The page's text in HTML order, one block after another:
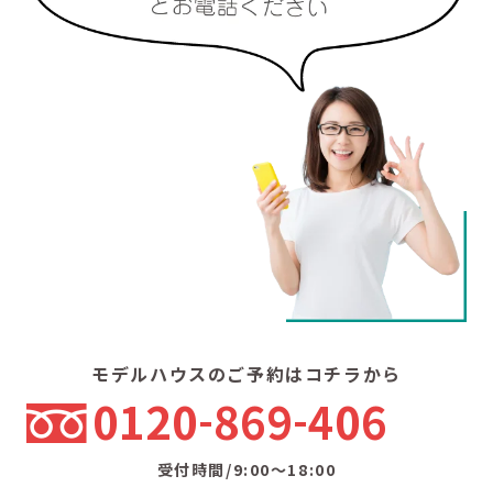
モデルハウスのご予約はコチラから
0120 869 406
受付時間/9:00〜18:00